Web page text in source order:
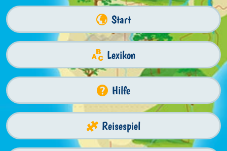
Start
Lexikon
Hilfe
Reisespiel